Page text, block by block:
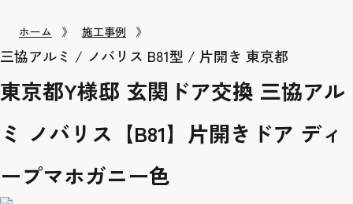
ホーム 》 施工事例 》
三協アルミ / ノバリス B81型 / 片開き 東京都
東京都Y様邸 玄関ドア交換 三協アル
ミ ノバリス【B81】片開きドア ディ
ープマホガニー色